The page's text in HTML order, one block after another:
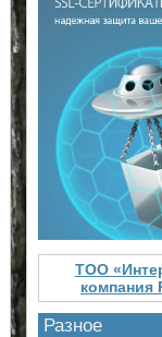
ТОО
компания
Разное